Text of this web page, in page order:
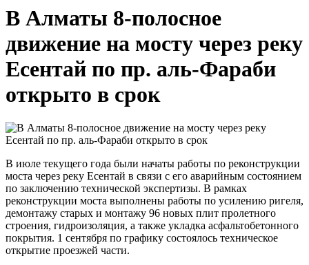
В Алматы 8-полосное
движение на мосту через реку
Есентай по пр. аль-Фараби
открыто в срок
В июле текущего года были начаты работы по реконструкции
моста через реку Есентай в связи с его аварийным состоянием
по заключению технической экспертизы. В рамках
реконструкции моста выполнены работы по усилению ригеля,
демонтажу старых и монтажу 96 новых плит пролетного
строения, гидроизоляция, а также укладка асфальтобетонного
покрытия. 1 сентября по графику состоялось техническое
открытие проезжей части.